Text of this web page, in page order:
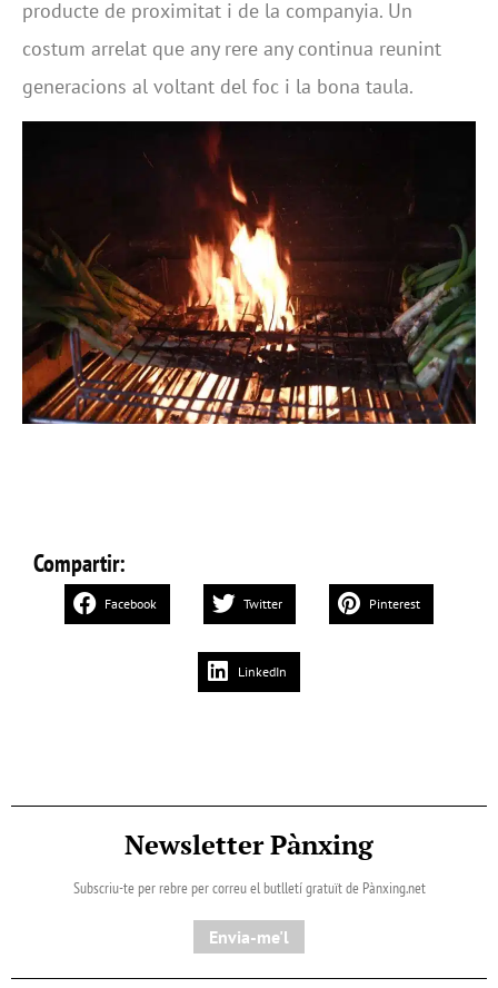
producte de proximitat i de la companyia. Un
costum arrelat que any rere any continua reunint
generacions al voltant del foc i la bona taula.
Compartir:
Facebook Twitter Pinterest
LinkedIn
Newsletter Pànxing
Subscriu-te per rebre per correu el butlletí gratuït de Pànxing.net​
Envia-me'l